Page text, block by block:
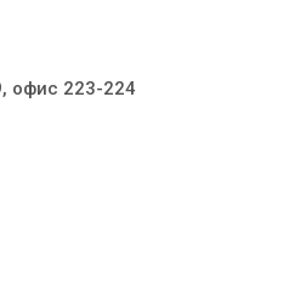
офис 223-224